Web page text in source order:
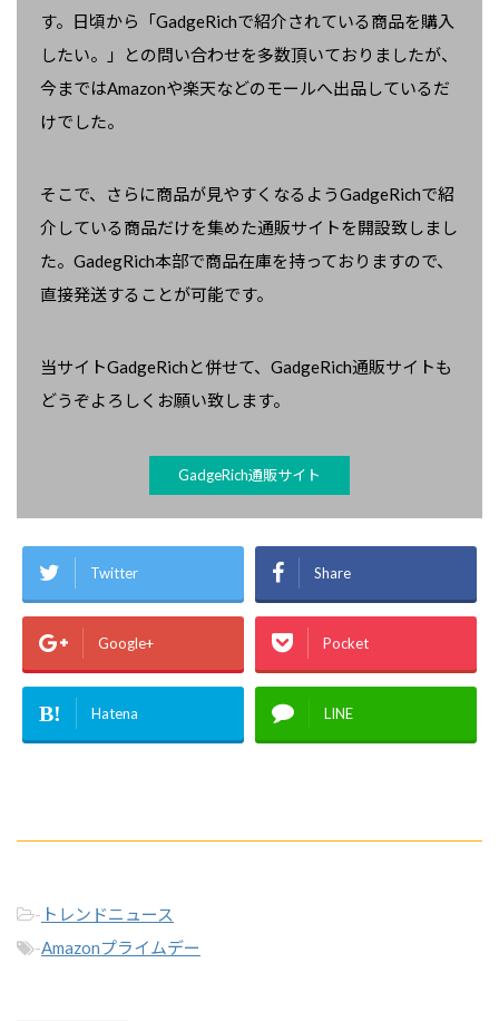
す。日頃から「GadgeRichで紹介されている商品を購入
したい。」との問い合わせを多数頂いておりましたが、
今まではAmazonや楽天などのモールへ出品しているだ
けでした。
そこで、さらに商品が見やすくなるようGadgeRichで紹
介している商品だけを集めた通販サイトを開設致しまし
た。GadegRich本部で商品在庫を持っておりますので、
直接発送することが可能です。
当サイトGadgeRichと併せて、GadgeRich通販サイトも
どうぞよろしくお願い致します。
GadgeRich通販サイト
Twitter Share
Google+ Pocket
B! Hatena LINE
- トレンドニュース
-Amazonプライムデー